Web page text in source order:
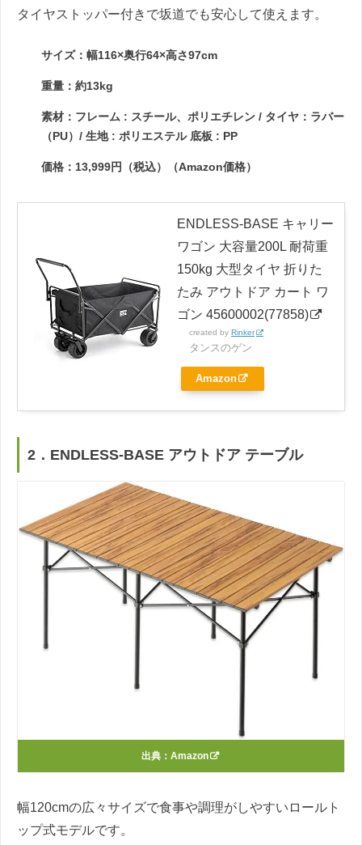
タイヤストッパー付きで坂道でも安心して使えます。
サイズ：幅116×奥行64×高さ97cm
重量：約13kg
素材：フレーム : スチール、ポリエチレン / タイヤ：ラバー
（PU）/ 生地 : ポリエステル 底板 : PP
価格：13,999円（税込）（Amazon価格）
ENDLESS-BASE キャリー
ワゴン 大容量200L 耐荷重
150kg 大型タイヤ 折りた
たみ アウトドア カート ワ
ゴン 45600002(77858)
created by Rinker
タンスのゲン
Amazon
2．ENDLESS-BASE アウトドア テーブル
出典： Amazon
幅120cmの広々サイズで食事や調理がしやすいロールト
ップ式モデルです。